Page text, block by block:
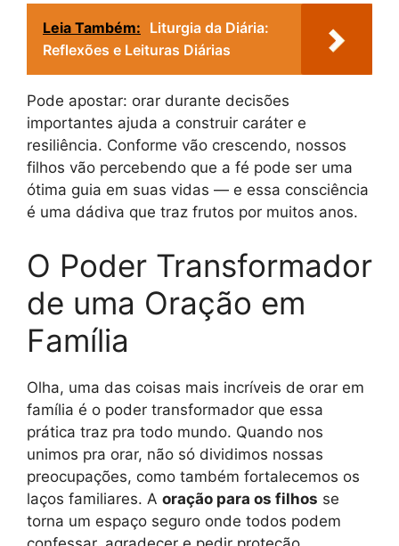
Leia Também: Liturgia da Diária:
Reflexões e Leituras Diárias
Pode apostar: orar durante decisões
importantes ajuda a construir caráter e
resiliência. Conforme vão crescendo, nossos
filhos vão percebendo que a fé pode ser uma
ótima guia em suas vidas — e essa consciência
é uma dádiva que traz frutos por muitos anos.
O Poder Transformador
de uma Oração em
Família
Olha, uma das coisas mais incríveis de orar em
família é o poder transformador que essa
prática traz pra todo mundo. Quando nos
unimos pra orar, não só dividimos nossas
preocupações, como também fortalecemos os
laços familiares. A oração para os filhos se
torna um espaço seguro onde todos podem